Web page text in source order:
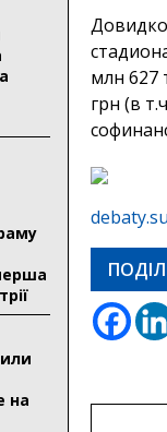
на
млн 627
грн (в